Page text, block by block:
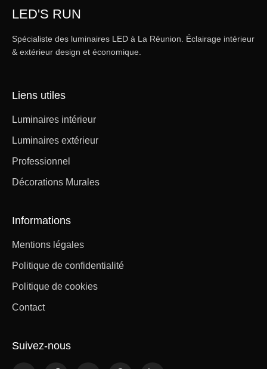
LED'S RUN
Spécialiste des luminaires LED à La Réunion. Éclairage intérieur
& extérieur design et économique.
Liens utiles
Luminaires intérieur
Luminaires extérieur
Professionnel
Décorations Murales
Informations
Mentions légales
Politique de confidentialité
Politique de cookies
Contact
Suivez-nous